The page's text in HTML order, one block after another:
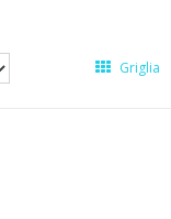
Griglia